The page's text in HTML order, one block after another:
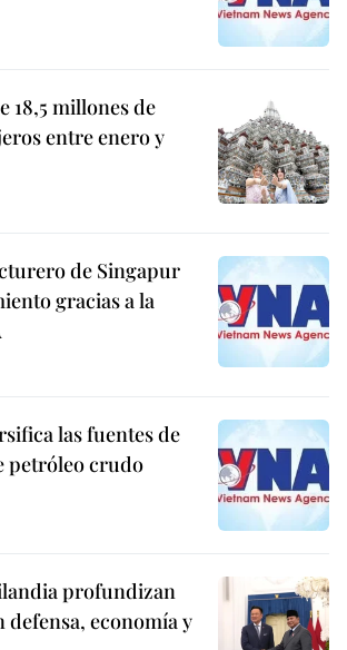
18,5 millones de
entre enero y
de Singapur
gracias a la
las fuentes de
petróleo crudo
profundizan
defensa, economía y